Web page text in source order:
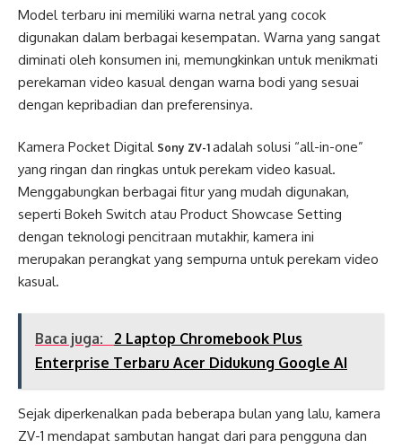
Model terbaru ini memiliki warna netral yang cocok
digunakan dalam berbagai kesempatan. Warna yang sangat
diminati oleh konsumen ini, memungkinkan untuk menikmati
perekaman video kasual dengan warna bodi yang sesuai
dengan kepribadian dan preferensinya.
Kamera Pocket Digital Sony ZV-1 adalah solusi “all-in-one”
yang ringan dan ringkas untuk perekam video kasual.
Menggabungkan berbagai fitur yang mudah digunakan,
seperti Bokeh Switch atau Product Showcase Setting
dengan teknologi pencitraan mutakhir, kamera ini
merupakan perangkat yang sempurna untuk perekam video
kasual.
Baca juga:
2 Laptop Chromebook Plus
Enterprise Terbaru Acer Didukung Google AI
Sejak diperkenalkan pada beberapa bulan yang lalu, kamera
ZV-1 mendapat sambutan hangat dari para pengguna dan